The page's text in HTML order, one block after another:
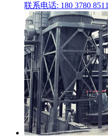
联系电话: 180 3780 8511